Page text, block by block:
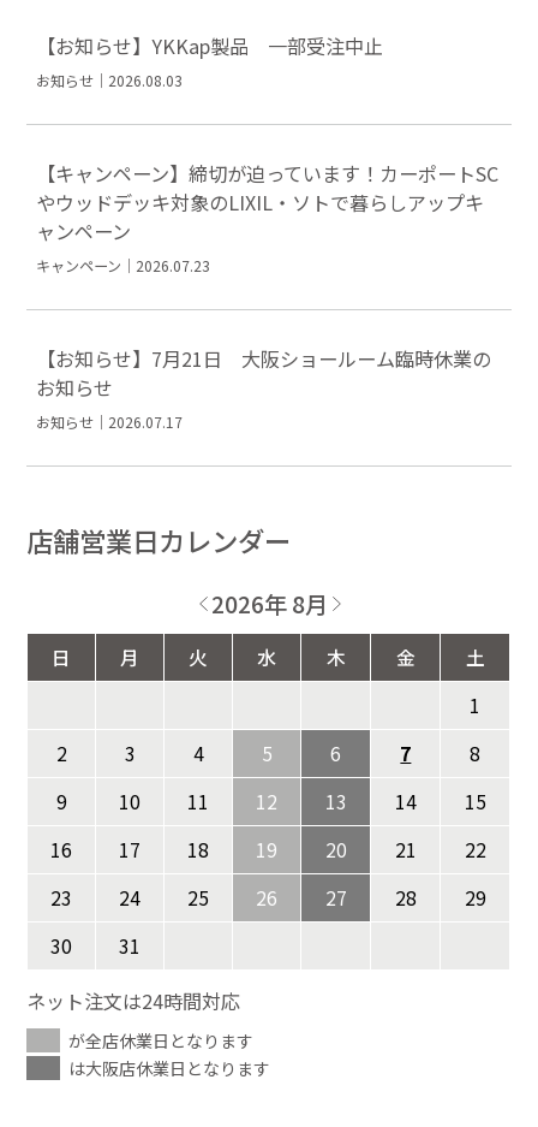
【お知らせ】YKKap製品 一部受注中止
お知らせ｜2026.08.03
【キャンペーン】締切が迫っています！カーポートSC
やウッドデッキ対象のLIXIL・ソトで暮らしアップキ
ャンペーン
キャンペーン｜2026.07.23
【お知らせ】7月21日 大阪ショールーム臨時休業の
お知らせ
お知らせ｜2026.07.17
店舗営業日カレンダー
2026年 8月
日 月 火 水 木 金
土
1
2
3 4 5 6 7
8
9
10 11 12 13 14
15
16
17 18 19 20 21
22
23
24 25 26 27 28
29
30
31
ネット注文は24時間対応
が全店休業日となります
は大阪店休業日となります